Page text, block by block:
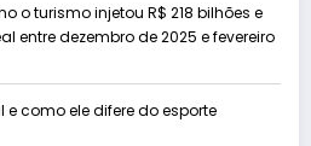
o turismo injetou R$ 218 bilhões e
entre dezembro de 2025 e fevereiro
e como ele difere do esporte